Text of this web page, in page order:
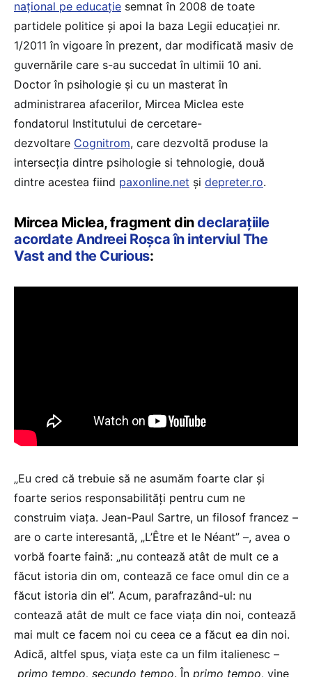
național pe educație semnat în 2008 de toate
partidele politice și apoi la baza Legii educației nr.
1/2011 în vigoare în prezent, dar modificată masiv de
guvernările care s-au succedat în ultimii 10 ani.
Doctor în psihologie și cu un masterat în
administrarea afacerilor, Mircea Miclea este
fondatorul Institutului de cercetare-
dezvoltare Cognitrom, care dezvoltă produse la
intersecția dintre psihologie si tehnologie, două
dintre acestea fiind paxonline.net și depreter.ro.
Mircea Miclea, fragment dindeclarațiile
acordate Andreei Roșca în interviul The
Vast and the Curious:
„Eu cred că trebuie să ne asumăm foarte clar și
foarte serios responsabilități pentru cum ne
construim viața. Jean-Paul Sartre, un filosof francez –
are o carte interesantă, „L’Être et le Néant” –, avea o
vorbă foarte faină: „nu contează atât de mult ce a
făcut istoria din om, contează ce face omul din ce a
făcut istoria din el”. Acum, parafrazând-ul: nu
contează atât de mult ce face viața din noi, contează
mai mult ce facem noi cu ceea ce a făcut ea din noi.
Adică, altfel spus, viața este ca un film italienesc –
primo tempo, secundo tempo. În primo tempo, vine